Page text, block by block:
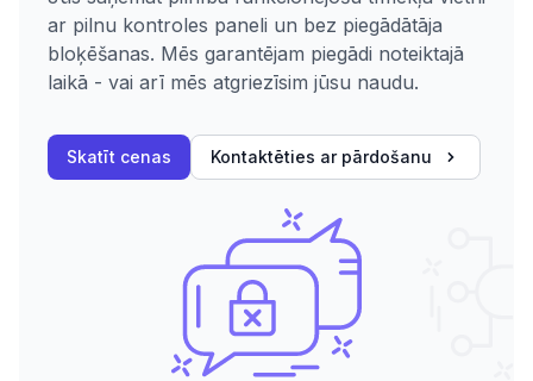
ar pilnu kontroles paneli un bez piegādātāja
bloķēšanas. Mēs garantējam piegādi noteiktajā
laikā - vai arī mēs atgriezīsim jūsu naudu.
Skatīt cenas Kontaktēties ar pārdošanu